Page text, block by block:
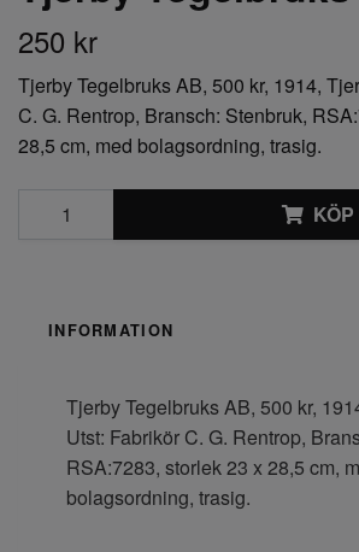
250 kr
Tjerby Tegelbruks AB, 500 kr, 1914,
C. G. Rentrop, Bransch: Stenbruk,
28,5 cm, med bolagsordning, trasig.
KÖP
INFORMATION
Tjerby Tegelbruks AB, 500 kr,
Utst: Fabrikör C. G. Rentrop,
RSA:7283, storlek 23 x 28,5 cm,
bolagsordning, trasig.